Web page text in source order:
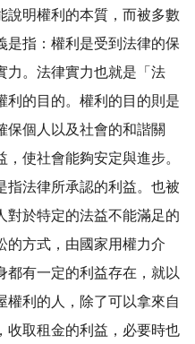
說明權利的本質，而被多數
是指：權利是受到法律的保
力。法律實力也就是「法
利的目的。權利的目的則是
保個人以及社會的和諧關
使社會能夠安定與進步。
指法律所承認的利益。也被
對於特定的法益不能滿足的
的方式，由國家用權力介
都有一定的利益存在，就以
權利的人，除了可以拿來自
收取租金的利益，必要時也